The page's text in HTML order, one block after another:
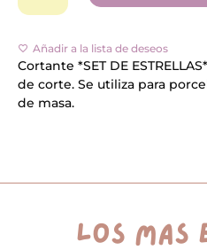
Añadir a la lista de deseos
Cortante *SET DE
de corte. Se utiliza para
de masa.
los más